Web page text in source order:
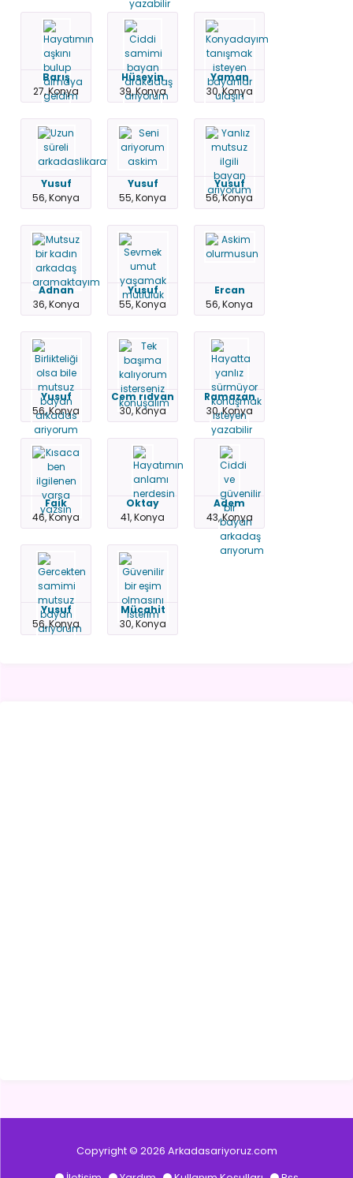
Barış
27, Konya
Hüseyin
39, Konya
Yaman
30, Konya
Yusuf
56, Konya
Yusuf
55, Konya
Yusuf
56, Konya
Adnan
36, Konya
Yusuf
55, Konya
Ercan
56, Konya
Yusuf
56, Konya
Cem rıdvan
30, Konya
Ramazan
30, Konya
Faik
46, Konya
Oktay
41, Konya
Adem
43, Konya
Yusuf
56, Konya
Mücahit
30, Konya
Copyright © 2026 Arkadasariyoruz.com